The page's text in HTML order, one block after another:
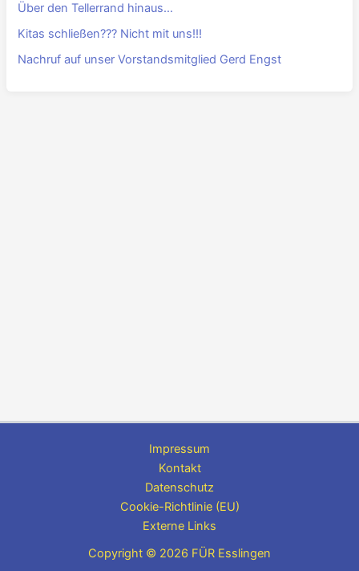
Über den Tellerrand hinaus…
Kitas schließen??? Nicht mit uns!!!
Nachruf auf unser Vorstandsmitglied Gerd Engst
Impressum
Kontakt
Datenschutz
Cookie-Richtlinie (EU)
Externe Links
Copyright © 2026 FÜR Esslingen